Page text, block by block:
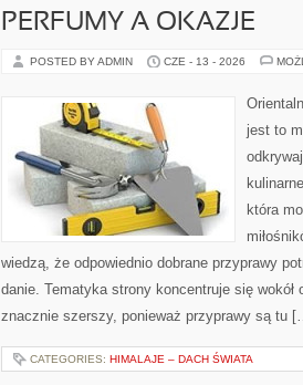
PERFUMY A OKAZJE
POSTED BY ADMIN CZE - 13 - 2026
jest to
która
wiedzą, że odpowiednio dobrane przyprawy
danie. Tematyka strony koncentruje się
znacznie szerszy, ponieważ przyprawy są tu
CATEGORIES: HIMALAJE – DACH ŚWIATA